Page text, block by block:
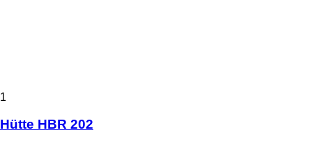
1
Hütte HBR 202